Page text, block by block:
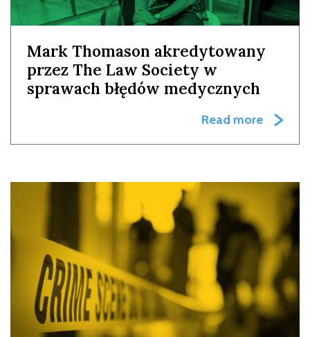
Mark Thomason akredytowany
przez The Law Society w
sprawach błędów medycznych
Read more